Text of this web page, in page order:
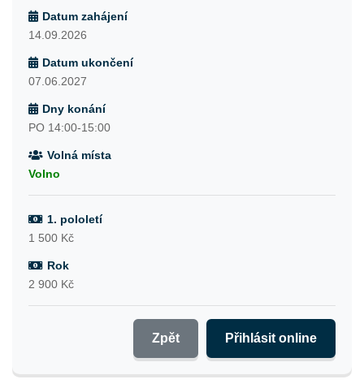
Datum zahájení
14.09.2026
Datum ukončení
07.06.2027
Dny konání
PO 14:00-15:00
Volná místa
Volno
1. pololetí
1 500 Kč
Rok
2 900 Kč
Přihlásit online
Zpět